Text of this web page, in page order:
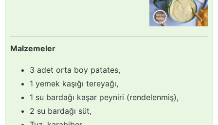
Malzemeler
3 adet orta boy patates,
1 yemek kaşığı tereyağı,
1 su bardağı kaşar peyniri (rendelenmiş),
2 su bardağı süt,